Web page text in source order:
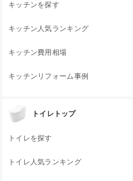
キッチンを探す
キッチン人気ランキング
キッチン費用相場
キッチンリフォーム事例
トイレトップ
トイレを探す
トイレ人気ランキング